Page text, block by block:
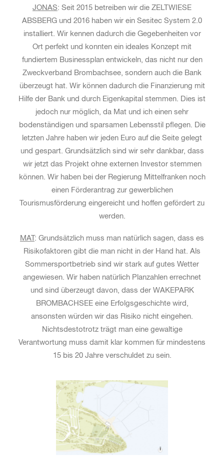
JONAS: Seit 2015 betreiben wir die ZELTWIESE
ABSBERG und 2016 haben wir ein Sesitec System 2.0
installiert. Wir kennen dadurch die Gegebenheiten vor
Ort perfekt und konnten ein ideales Konzept mit
fundiertem Businessplan entwickeln, das nicht nur den
Zweckverband Brombachsee, sondern auch die Bank
überzeugt hat. Wir können dadurch die Finanzierung mit
Hilfe der Bank und durch Eigenkapital stemmen. Dies ist
jedoch nur möglich, da Mat und ich einen sehr
bodenständigen und sparsamen Lebensstil pflegen. Die
letzten Jahre haben wir jeden Euro auf die Seite gelegt
und gespart. Grundsätzlich sind wir sehr dankbar, dass
wir jetzt das Projekt ohne externen Investor stemmen
können. Wir haben bei der Regierung Mittelfranken noch
einen Förderantrag zur gewerblichen
Tourismusförderung eingereicht und hoffen gefördert zu
werden.
MAT : Grundsätzlich muss man natürlich sagen, dass es
Risikofaktoren gibt die man nicht in der Hand hat. Als
Sommersportbetrieb sind wir stark auf gutes Wetter
angewiesen. Wir haben natürlich Planzahlen errechnet
und sind überzeugt davon, dass der WAKEPARK
BROMBACHSEE eine Erfolgsgeschichte wird,
ansonsten würden wir das Risiko nicht eingehen.
Nichtsdestotrotz trägt man eine gewaltige
Verantwortung muss damit klar kommen für mindestens
15 bis 20 Jahre verschuldet zu sein.